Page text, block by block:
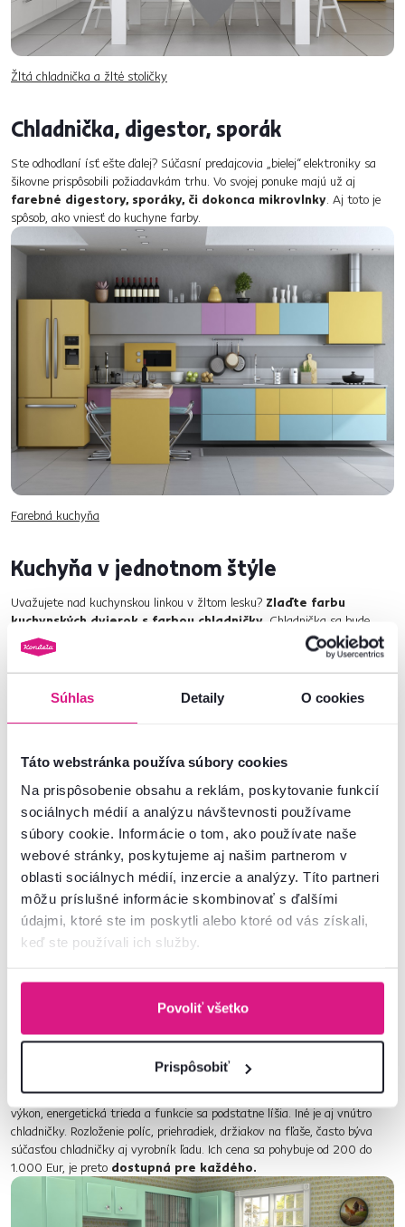
Súhlas Detaily O cookies
Táto webstránka používa súbory cookies
Na prispôsobenie obsahu a reklám, poskytovanie funkcií
sociálnych médií a analýzu návštevnosti používame
súbory cookie. Informácie o tom, ako používate naše
webové stránky, poskytujeme aj našim partnerom v
oblasti sociálnych médií, inzercie a analýzy. Títo partneri
môžu príslušné informácie skombinovať s ďalšími
údajmi, ktoré ste im poskytli alebo ktoré od vás získali,
keď ste používali ich služby.
Povoliť všetko
Prispôsobiť
Žltá chladnička a žlté stoličky
Chladnička, digestor, sporák
Ste odhodlaní ísť ešte ďalej? Súčasní predajcovia „bielej“ elektroniky sa
šikovne prispôsobili požiadavkám trhu. Vo svojej ponuke majú už aj
farebné digestory, sporáky, či dokonca mikrovlnky. Aj toto je
spôsob, ako vniesť do kuchyne farby.
Farebná kuchyňa
Kuchyňa v jednotnom štýle
Uvažujete nad kuchynskou linkou v žltom lesku? Zlaďte farbu
kuchynských dvierok s farbou chladničky . Chladnička sa bude
tváriť ako súčasť nábytku. Tento spôsob je ideálny pre vstavané
spotrebiče.
Kuchyňa v jednej farbe
Farebné chladničky sú typické pre domácnostiv retro štýle. Nízke, s
oblými tvarmi, s výraznými kovovými rúčkami, často kombinované s
Také sú chladničky z 50. až 60. rokov. Novodobé
retro chladničkyvyzerajú presne ako tie spred pol storočia, no ich
výkon, energetická trieda a funkcie sa podstatne líšia. Iné je aj vnútro
chladničky. Rozloženie políc, priehradiek, držiakov na fľaše, často býva
súčasťou chladničky aj vyrobník ľadu. Ich cena sa pohybuje od 200 do
1.000 Eur, je preto dostupná pre každého.